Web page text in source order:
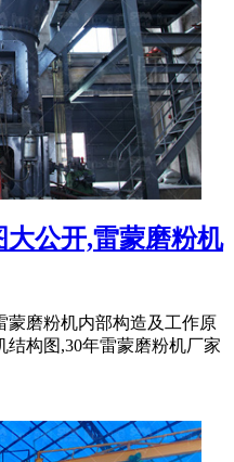
公开,雷蒙磨粉机
蒙磨粉机内部构造及工作原
构图,30年雷蒙磨粉机厂家